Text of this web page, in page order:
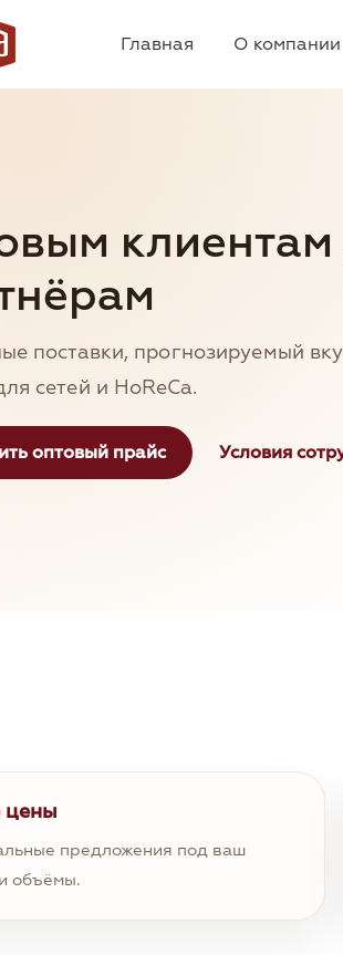
Главная О компании
поставки, прогнозируемый
сетей и HoReCa.
оптовый прайс Условия
цены
предложения под ваш
объёмы.